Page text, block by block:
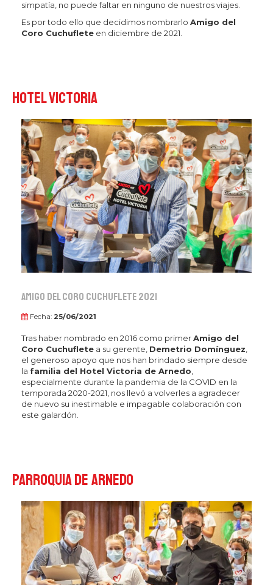
simpatía, no puede faltar en ninguno de nuestros viajes.
Es por todo ello que decidimos nombrarlo Amigo del
Coro Cuchuflete en diciembre de 2021.
Hotel Victoria
Amigo del Coro Cuchuflete 2021
Fecha: 25/06/2021
Tras haber nombrado en 2016 como primerAmigo del
Coro Cuchuflete a su gerente, Demetrio Domínguez
el generoso apoyo que nos han brindado siempre desde
la familia del Hotel Victoria de Arnedo
especialmente durante la pandemia de la COVID en la
temporada 2020-2021, nos llevó a volverles a agradecer
de nuevo su inestimable e impagable colaboración con
este galardón.
Parroquia de Arnedo